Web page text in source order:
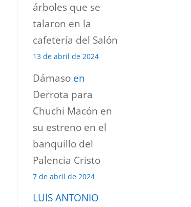
árboles que se
talaron en la
cafetería del Salón
13 de abril de 2024
Dámaso en
Derrota para
Chuchi Macón en
su estreno en el
banquillo del
Palencia Cristo
7 de abril de 2024
LUIS ANTONIO